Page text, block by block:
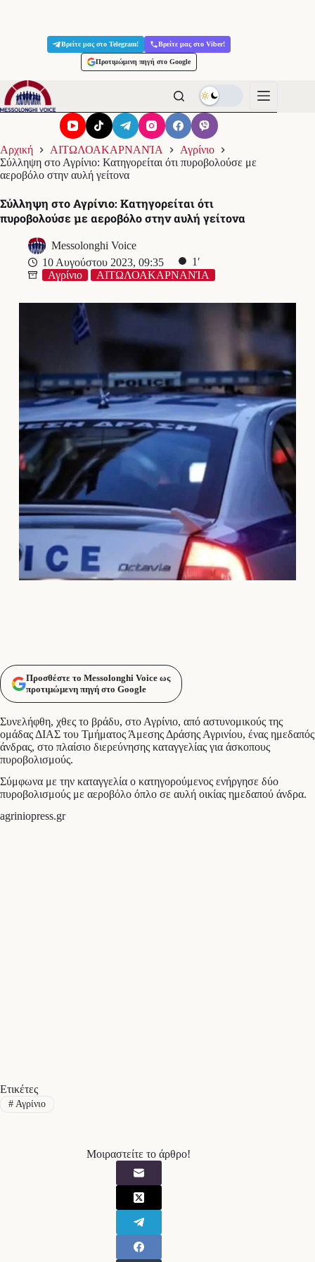
Βρείτε μας στο Telegram! Βρείτε μας στο Viber!
Προτιμώμενη πηγή στο Google
Αρχική ΑΙΤΩΛΟΑΚΑΡΝΑΝΊΑ
Αγρίνιο
Σύλληψη στο Αγρίνιο: Κατηγορείται ότι πυροβολούσε με
αεροβόλο στην αυλή γείτονα
Σύλληψη στο Αγρίνιο: Κατηγορείται ότι
πυροβολούσε με αεροβόλο στην αυλή γείτονα
Messolonghi Voice
10 Αυγούστου 2023, 09:35
1′
Αγρίνιο
ΑΙΤΩΛΟΑΚΑΡΝΑΝΊΑ
Προσθέστε το Messolonghi Voice ως
προτιμώμενη πηγή στο Google
Συνελήφθη, χθες το βράδυ, στο Αγρίνιο, από αστυνομικούς της
ομάδας ΔΙΑΣ του Τμήματος Άμεσης Δράσης Αγρινίου, ένας ημεδαπός
άνδρας, στο πλαίσιο διερεύνησης καταγγελίας για άσκοπους
πυροβολισμούς.
Σύμφωνα με την καταγγελία ο κατηγορούμενος ενήργησε δύο
πυροβολισμούς με αεροβόλο όπλο σε αυλή οικίας ημεδαπού άνδρα.
agriniopress.gr
Ετικέτες
#Αγρίνιο
Μοιραστείτε το άρθρο!